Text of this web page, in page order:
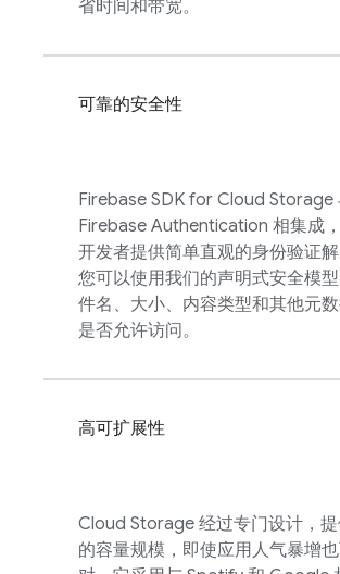
省时间和带宽。
可靠的安全性
Firebase SDK for Cloud Storage
Firebase Authentication 相集成
开发者提供简单直观的身份验证解
您可以使用我们的声明式安全模
件名、大小、内容类型和其他元
是否允许访问。
高可扩展性
Cloud Storage 经过专门设计，提
的容量规模，即使应用人气暴增